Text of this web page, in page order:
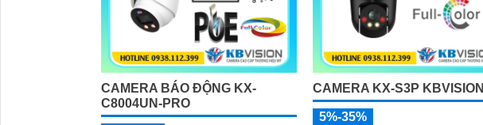
CAMERA BÁO ĐỘNG KX-
C8004UN-PRO
CAMERA KX-S3P KBVISION
5%-35%